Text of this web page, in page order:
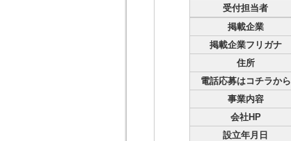
受付担当者
掲載企業
掲載企業フリガナ
住所
電話応募はコチラから
事業内容
会社HP
設立年月日